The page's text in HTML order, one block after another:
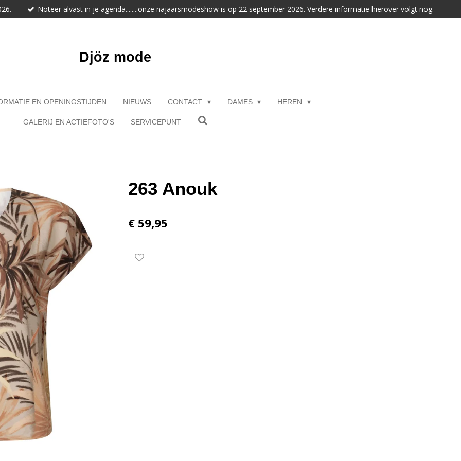
Noteer alvast in je agenda........onze najaarsmodeshow is op 22 september 2026. Verdere informatie hierover volgt nog.
Djöz mode
EN OPENINGSTIJDEN NIEUWS CONTACT DAMES HEREN
GALERIJ EN ACTIEFOTO'S SERVICEPUNT
263 Anouk
€ 59,95